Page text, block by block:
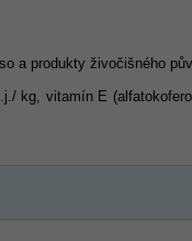
a produkty živočišného
kg, vitamín E